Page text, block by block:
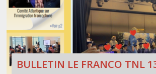
BULLETIN LE FRANCO TNL